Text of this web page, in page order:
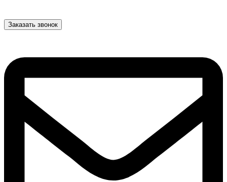
Заказать звонок